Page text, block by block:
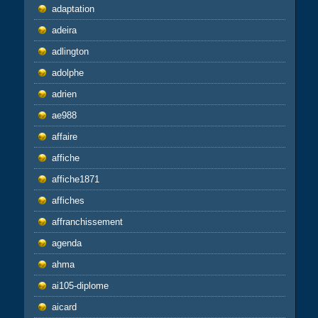
adaptation
adeira
adlington
adolphe
adrien
ae988
affaire
affiche
affiche1871
affiches
affranchissement
agenda
ahma
ai105-diplome
aicard